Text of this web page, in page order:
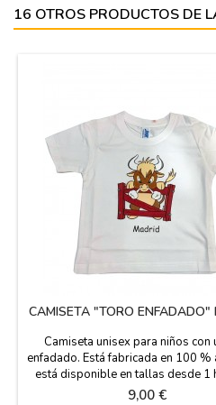
16 OTROS PRODUCTOS DE
CAMISETA "TORO ENFADADO"
Camiseta unisex para niños con
enfadado. Está fabricada en 100
está disponible en tallas desde 1
años.
Precio
9,00 €